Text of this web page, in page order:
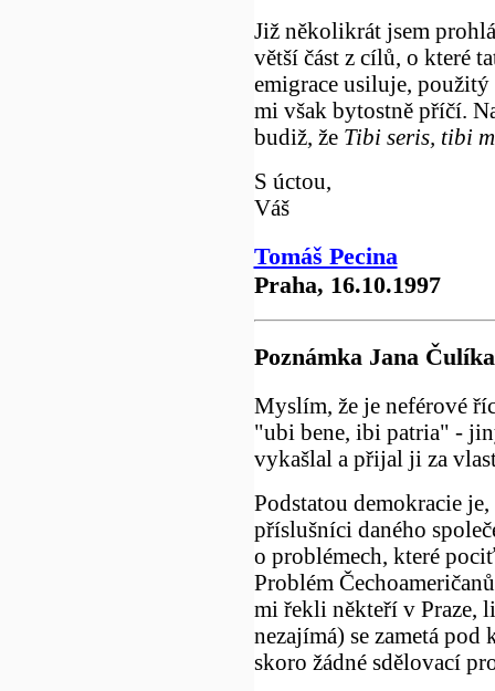
Již několikrát jsem
větší část z cílů, o které
emigrace usiluje,
mi však bytostně příčí.
budiž, že Tibi seris, tibi
S úctou,
Váš
Tomáš Pecina
Praha, 16.10.1997
Poznámka Jana
Myslím, že je neférové
"ubi bene, ibi patria" -
vykašlal a přijal ji za
Podstatou demokracie
příslušníci daného
o problémech, které
Problém
mi řekli někteří v Praze,
nezajímá) se zametá pod
skoro žádné sdělovací